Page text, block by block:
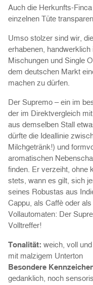
Auch die Herkunfts-
einzelnen Tüte
Umso stolzer sind wir,
erhabenen,
Mischungen und Single
dem deutschen Markt
machen zu dürfen.
Der Supremo – ein im
der im Direktvergleich
aus demselben Stall
dürfte die Ideallinie
Milchgetränk!) und
aromatischen
finden. Er verzeiht, ohne
stets, wann es gilt, sich
seines Robustas aus
Cappu, als Caffè oder
Vollautomaten: Der
Volltreffer!
Tonalität: weich, voll
mit malzigem Unterton
Besondere
gedanklich, noch